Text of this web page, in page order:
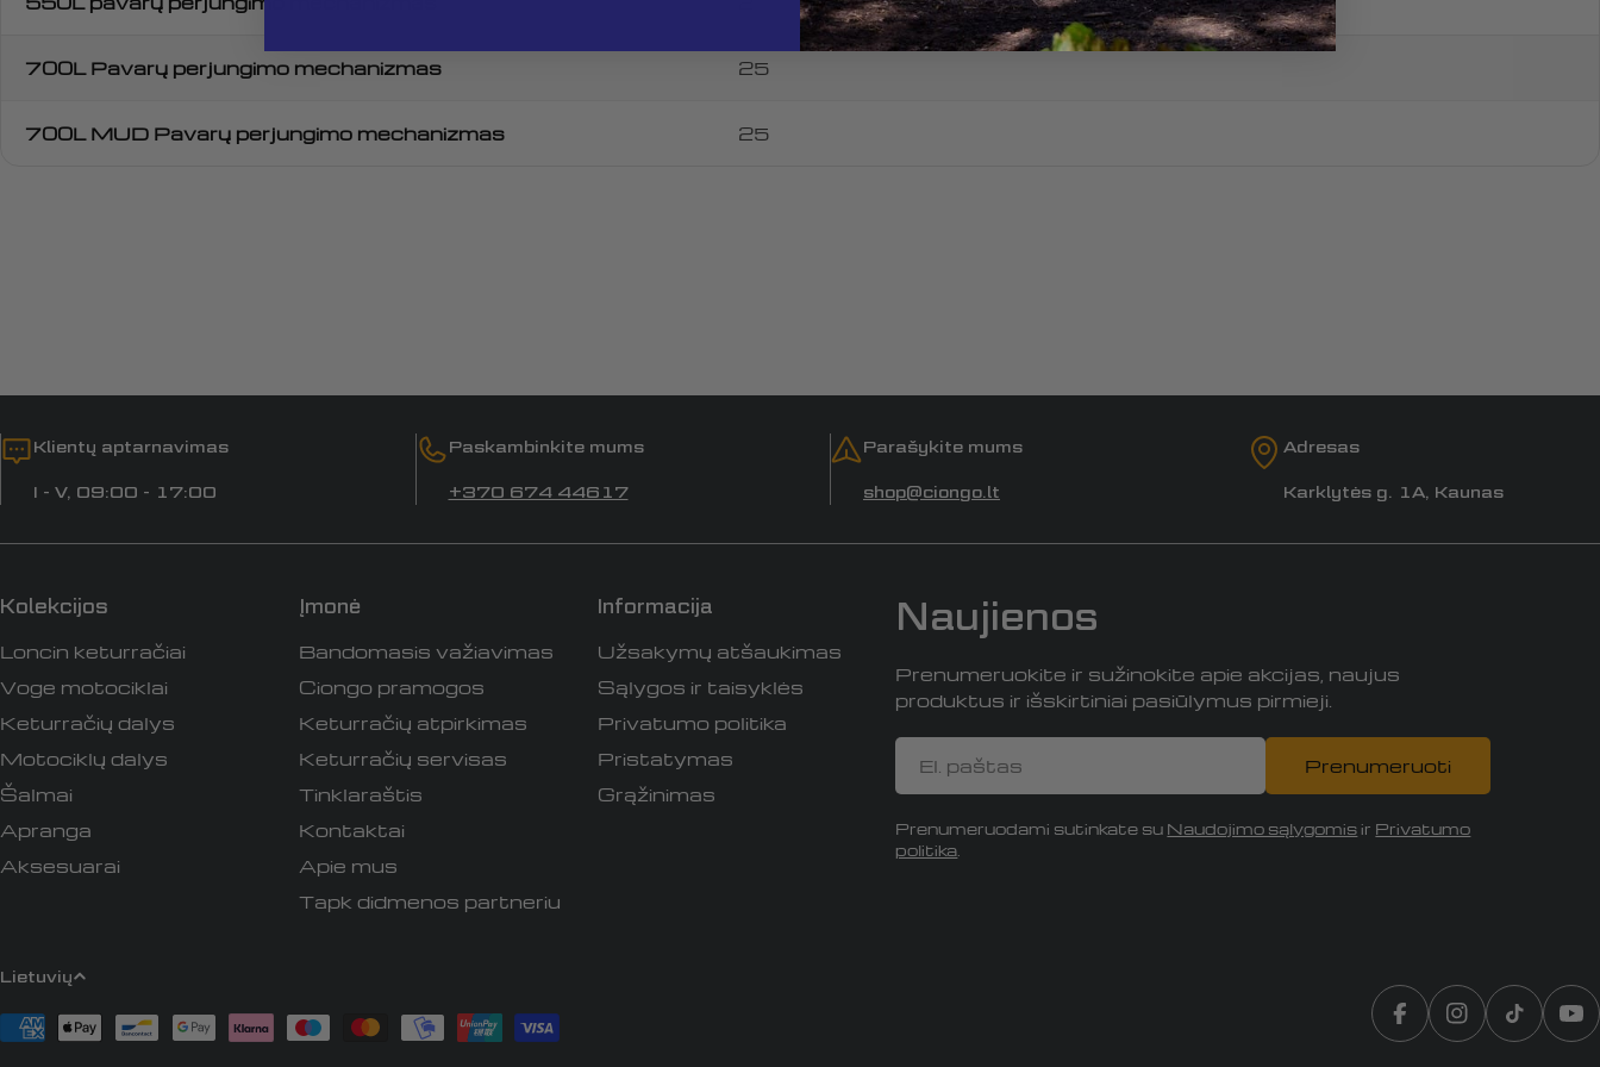
700L Pavarų perjungimo mechanizmas 25
700L MUD Pavarų perjungimo mechanizmas 25
Klientų aptarnavimas
I - V, 09:00 - 17:00
Paskambinkite mums
+370 674 44617
Parašykite mums
shop@ciongo.lt
Adresas
Karklytės g. 1A, Kaunas
Kolekcijos
Loncin keturračiai
Voge motociklai
Keturračių dalys
Motociklų dalys
Šalmai
Apranga
Aksesuarai
Įmonė
Bandomasis važiavimas
Ciongo pramogos
Keturračių atpirkimas
Keturračių servisas
Tinklaraštis
Kontaktai
Apie mus
Tapk didmenos partneriu
Informacija
Užsakymų atšaukimas
Sąlygos ir taisyklės
Privatumo politika
Pristatymas
Grąžinimas
Naujienos
Prenumeruokite ir sužinokite apie akcijas, naujus
produktus ir išskirtiniai pasiūlymus pirmieji.
El.
paštas
Prenumeruoti
Prenumeruodami sutinkate su Naudojimo sąlygomis ir Privatumo
politika
K
a
Lietuvių
Apmokėjimo
Translation„Instagram“
„TikTok“